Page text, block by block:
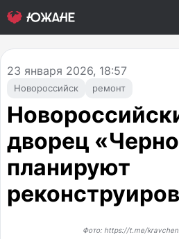
Новороссийск ремонт
23 января 2026, 18:57
дворец
планируют
Фото: https://t.me/